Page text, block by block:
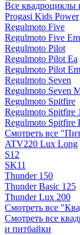
Все квадроциклы
Progasi Kids Power
Regulmoto Five
Regulmoto Five Em
Regulmoto Pilot
Regulmoto Pilot Ea
Regulmoto Pilot Em
Regulmoto Seven
Regulmoto Seven
Regulmoto Spitfire
Regulmoto Spitfire
Regulmoto Spitfire
Смотреть все
ATV220 Lux Long
S12
SK11
Thunder 150
Thunder Basic 125
Thunder Lux 200
Смотреть все
Смотреть все
и питбайки